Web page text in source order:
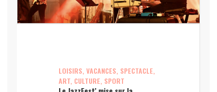
LOISIRS, VACANCES, SPECTACLE,
ART, CULTURE, SPORT